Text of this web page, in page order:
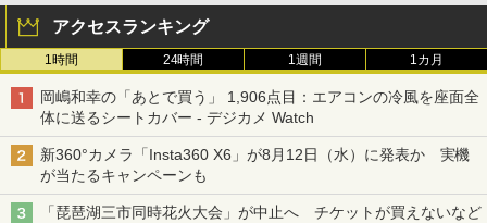
アクセスランキング
1時間 24時間 1週間 1カ月
岡嶋和幸の「あとで買う」 1,906点目：エアコンの冷風を座面全
体に送るシートカバー - デジカメ Watch
新360°カメラ「Insta360 X6」が8月12日（水）に発表か 実機
が当たるキャンペーンも
「琵琶湖三市同時花火大会」が中止へ チケットが買えないなど